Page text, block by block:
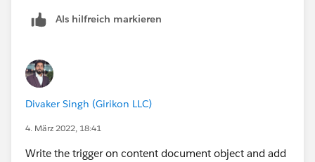
Als hilfreich markieren
Divaker Singh (Girikon LLC)
4. März 2022, 18:41
Write the trigger on content document object and add